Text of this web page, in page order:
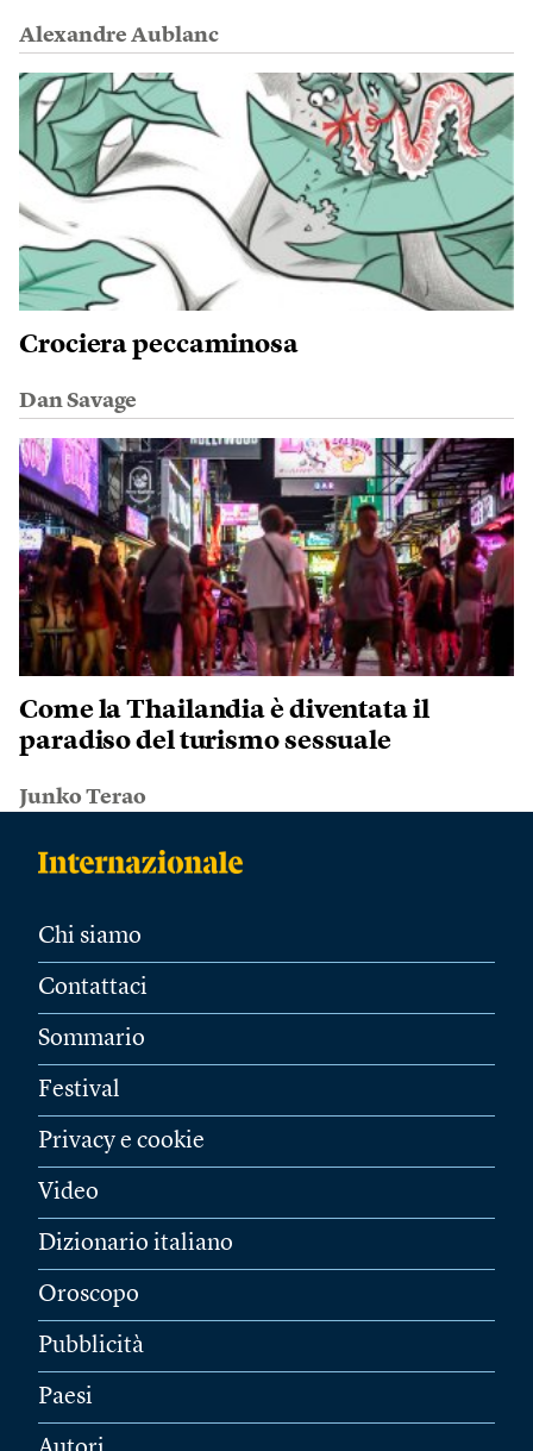
Alexandre Aublanc
Crociera peccaminosa
Dan Savage
Come la Thailandia è diventata il
paradiso del turismo sessuale
Junko Terao
Chi siamo
Contattaci
Sommario
Festival
Privacy e cookie
Video
Dizionario italiano
Oroscopo
Pubblicità
Paesi